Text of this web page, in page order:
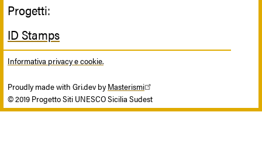
Progetti:
ID Stamps
Informativa privacy e cookie.
Proudly made with Gri.dev byMasterismi
© 2019 Progetto Siti UNESCO Sicilia Sudest